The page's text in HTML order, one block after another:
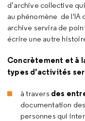
d’archive collective
au phénomène de l'IA
archive servira de
écrire une autre
Concrètement et à
types d’activités
à travers des
documentation
personnes qui